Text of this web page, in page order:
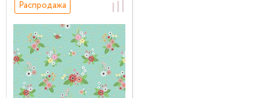
Распродажа